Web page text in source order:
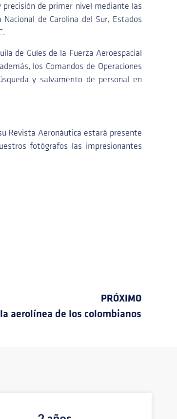
de primer nivel mediante las
de Carolina del Sur, Estados
de Gules de la Fuerza Aeroespacial
los Comandos de Operaciones
y salvamento de personal en
Revista Aeronáutica estará presente
fotógrafos las impresionantes
PRÓXIMO
aerolínea de los colombianos